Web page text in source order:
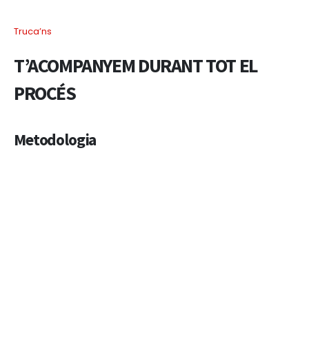
Truca’ns
T’ACOMPANYEM DURANT TOT EL
PROCÉS
Metodologia